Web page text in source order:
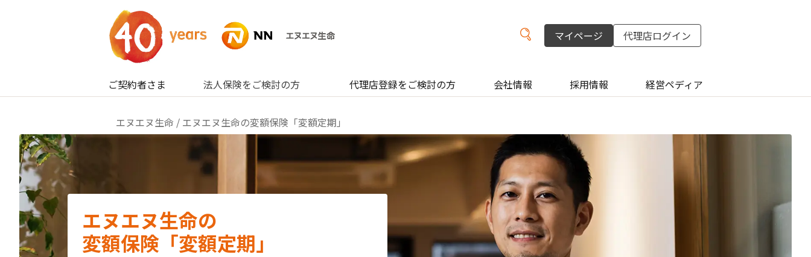
ご契約者さま 法人保険をご検討の方 代理店登録をご検討の方 会社情報 採用情報 経営ペディア
マイページ 代理店ログイン
エヌエヌ生命 / エヌエヌ生命の変額保険「変額定期」
エヌエヌ生命の
変額保険「変額定期」